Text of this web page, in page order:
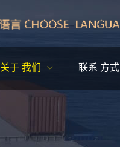
关于 我们 联系 方式